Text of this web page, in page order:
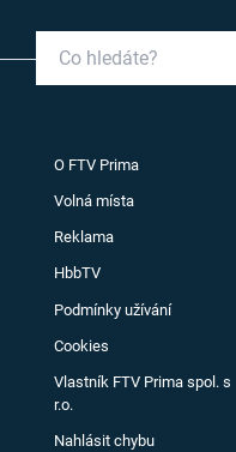
O FTV Prima
Volná místa
Reklama
HbbTV
Podmínky užívání
Cookies
Vlastník FTV Prima spol. s
r.o.
Nahlásit chybu